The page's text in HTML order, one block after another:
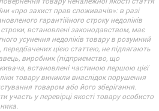
«про захист прав споживачів»: в разі
гарантійного строку недоліків
встановлені законодавством, має
усунення недоліків товару в розумний
цією статтею, не підлягають
виробник (підприємство, що
встановлені частиною першою цієї
товару виникли внаслідок порушення
товаром або його зберігання.
у перевірці якості товару особисто